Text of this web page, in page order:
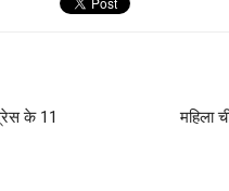
के 11
महिला